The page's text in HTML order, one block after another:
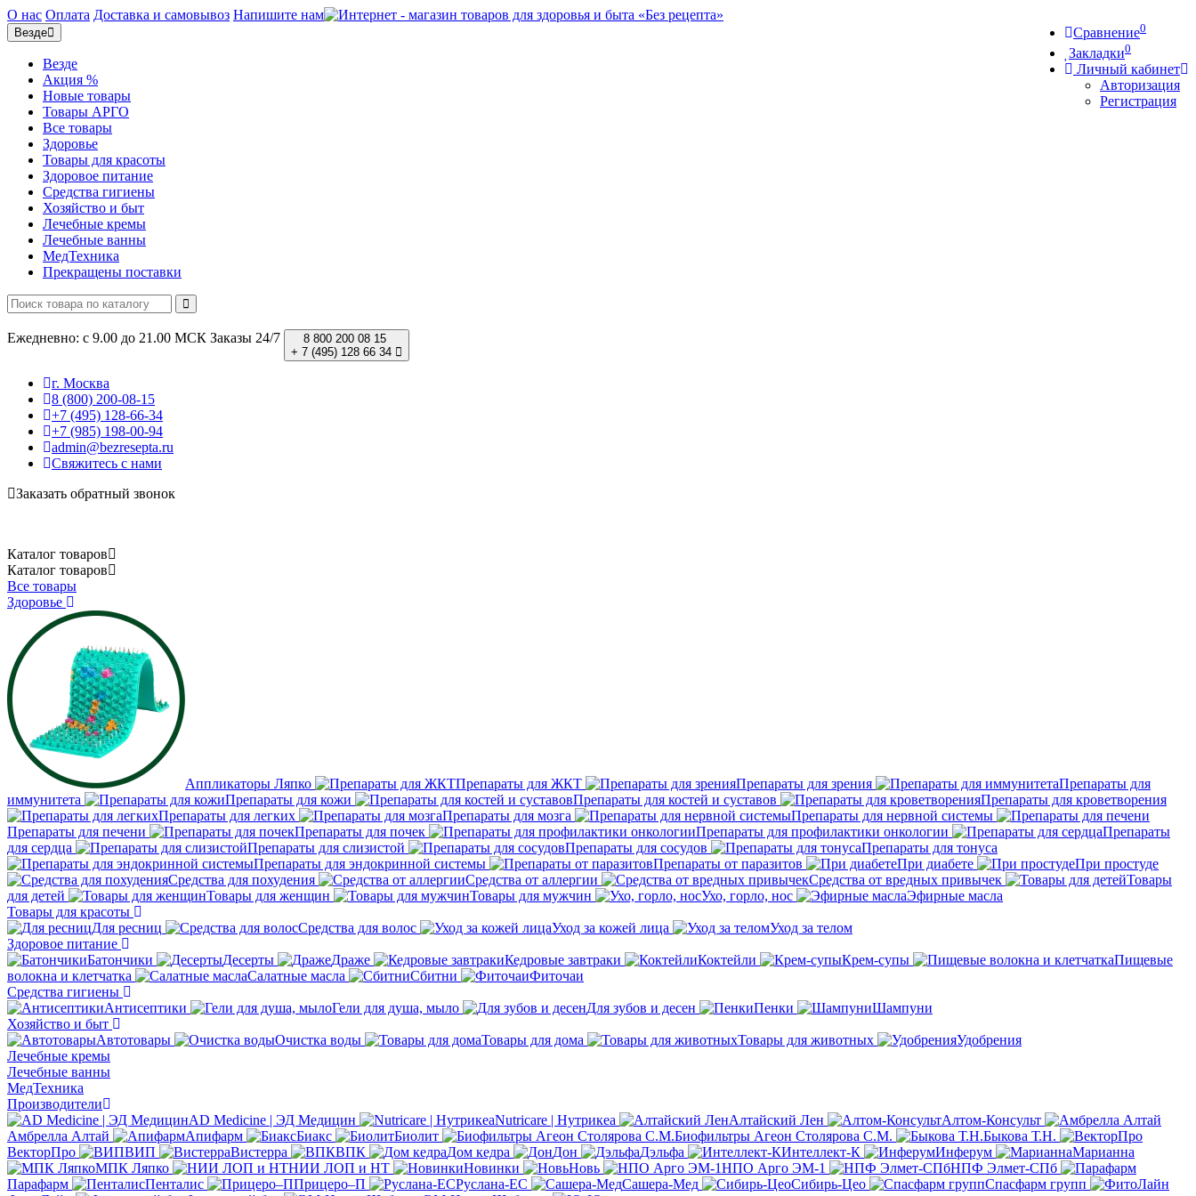
О нас Оплата Доставка и самовывоз Напишите нам
Сравнение0
Закладки0
Личный кабинет
Авторизация
Регистрация
Везде
Везде
Акция %
Новые товары
Товары АРГО
Все товары
Здоровье
Товары для красоты
Здоровое питание
Средства гигиены
Хозяйство и быт
Лечебные кремы
Лечебные ванны
МедТехника
Прекращены поставки
Ежедневно: с 9.00 до 21.00 МСК Заказы 24/7
8 800 200 08 15
+ 7 (495) 128 66 34
г. Москва
8 (800) 200-08-15
+7 (495) 128-66-34
+7 (985) 198-00-94
admin@bezresepta.ru
Свяжитесь с нами
Заказать обратный звонок
Каталог товаров
Каталог товаров
Все товары
Здоровье
Аппликаторы Ляпко Препараты для ЖКТ Препараты для зрения
Препараты для
иммунитета
Препараты для кожи Препараты для костей и суставов
Препараты для кроветворения
Препараты для легких
Препараты для мозга
Препараты для нервной системы
Препараты для печени
Препараты для почек Препараты для профилактики онкологии
Препараты
для сердца
Препараты для слизистой Препараты для сосудов
Препараты для тонуса
Препараты для эндокринной системы
Препараты от паразитов При диабете
При простуде
Средства для похудения
Средства от аллергии Средства от вредных привычек
Товары
для детей
Товары для женщин Товары для мужчин Ухо, горло, нос
Эфирные масла
Товары для красоты
Для ресниц
Средства для волос Уход за кожей лица
Уход за телом
Здоровое питание
Батончики
Десерты Драже Кедровые завтраки Коктейли Крем-супы
Пищевые
волокна и клетчатка
Салатные масла Сбитни
Фиточаи
Средства гигиены
Антисептики
Гели для душа, мыло Для зубов и десен Пенки
Шампуни
Хозяйство и быт
Автотовары
Очистка воды Товары для дома Товары для животных
Удобрения
Лечебные кремы
Лечебные ванны
МедТехника
Производители
AD Medicine | ЭД Медицин
Nutricare | Нутрикеа Алтайский Лен
Алтом-Консульт
Амбрелла Алтай
Апифарм Биакс Биолит Биофильтры Агеон Столярова С.М.
Быкова Т.Н.
ВекторПро
ВИП Вистерра ВПК Дом кедра Дон Дэльфа Интеллект-К Инферум
Марианна
МПК Ляпко
НИИ ЛОП и НТ Новинки Новь НПО Арго ЭМ-1
НПФ Элмет-СПб
Парафарм
Пенталис Прицеро–П Руслана-ЕС Сашера-Мед Сибирь-Цео
Спасфарм групп